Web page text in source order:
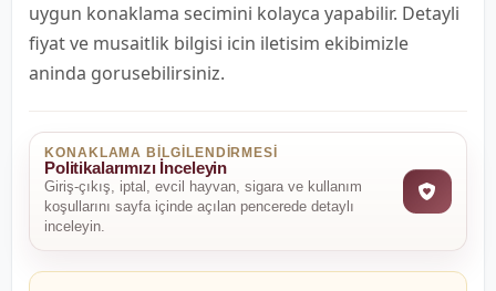
uygun konaklama secimini kolayca yapabilir. Detayli
fiyat ve musaitlik bilgisi icin iletisim ekibimizle
aninda gorusebilirsiniz.
KONAKLAMA BILGILENDIRMESI
Politikalarımızı İnceleyin
Giriş-çıkış, iptal, evcil hayvan, sigara ve kullanım
koşullarını sayfa içinde açılan pencerede detaylı
inceleyin.